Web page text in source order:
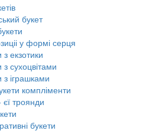
букет
у формі серця
з екзотики
з сухоцвітами
з іграшками
компліменти
єї троянди
букети